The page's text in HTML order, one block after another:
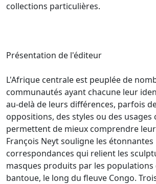
collections particulières.
Présentation de l'éditeur
L'Afrique centrale est peuplée de
communautés ayant chacune leur
au-delà de leurs différences, parfois
oppositions, des styles ou des usages
permettent de mieux comprendre
François Neyt souligne les étonnantes
correspondances qui relient les
masques produits par les populations
bantoue, le long du fleuve Congo.